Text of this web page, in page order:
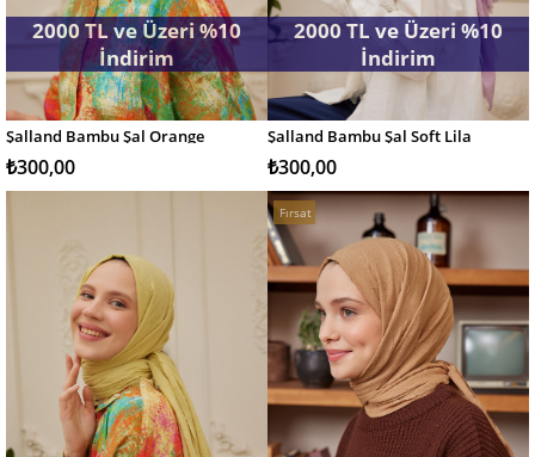
SEPETE EKLE
Şalland Bambu Şal Orange
2000 TL ve Üzeri %10
İndirim
₺300,00
SEPETE EKLE
Şalland Bambu Şal Soft Lila
2000 TL ve Üzeri %10
İndirim
₺300,00
Fırsat
Ürünü